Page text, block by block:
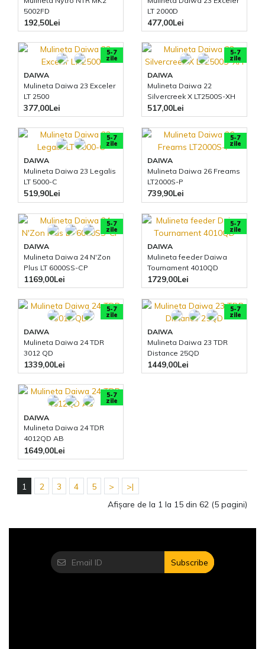
5002FD
192,50Lei
LT 2000D
477,00Lei
5-7
zile
DAIWA
Mulineta Daiwa 23 Exceler
LT 2500
377,00Lei
5-7
zile
DAIWA
Mulineta Daiwa 22
Silvercreek X LT2500S-XH
517,00Lei
5-7
zile
DAIWA
Mulineta Daiwa 23 Legalis
LT 5000-C
519,90Lei
5-7
zile
DAIWA
Mulineta Daiwa 26 Freams
LT2000S-P
739,90Lei
5-7
zile
DAIWA
Mulineta Daiwa 24 N'Zon
Plus LT 6000SS-CP
1169,00Lei
5-7
zile
DAIWA
Mulineta feeder Daiwa
Tournament 4010QD
1729,00Lei
5-7
zile
DAIWA
Mulineta Daiwa 24 TDR
3012 QD
1339,00Lei
5-7
zile
DAIWA
Mulineta Daiwa 23 TDR
Distance 25QD
1449,00Lei
5-7
zile
DAIWA
Mulineta Daiwa 24 TDR
4012QD AB
1649,00Lei
1 2 3 4 5 >
>|
Afişare de la 1 la 15 din 62 (5 pagini)
Subscribe